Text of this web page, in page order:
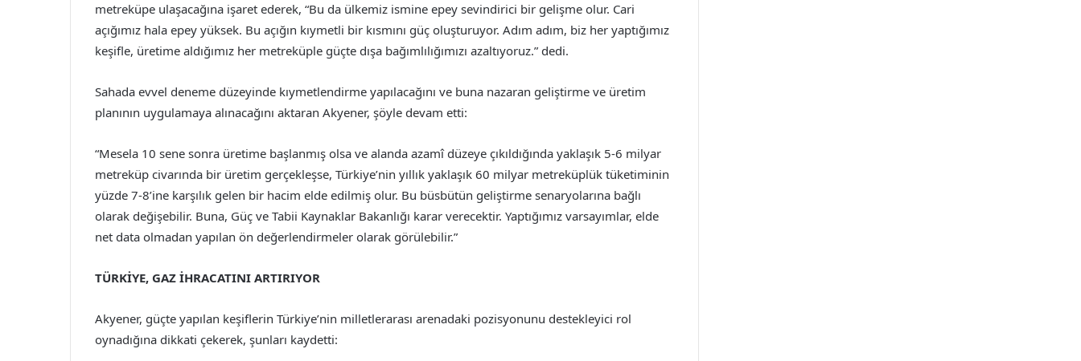
metreküpe ulaşacağına işaret ederek, “Bu da ülkemiz ismine epey sevindirici bir gelişme olur. Cari
açığımız hala epey yüksek. Bu açığın kıymetli bir kısmını güç oluşturuyor. Adım adım, biz her yaptığımız
keşifle, üretime aldığımız her metreküple güçte dışa bağımlılığımızı azaltıyoruz.” dedi.
Sahada evvel deneme düzeyinde kıymetlendirme yapılacağını ve buna nazaran geliştirme ve üretim
planının uygulamaya alınacağını aktaran Akyener, şöyle devam etti:
“Mesela 10 sene sonra üretime başlanmış olsa ve alanda azamî düzeye çıkıldığında yaklaşık 5-6 milyar
metreküp civarında bir üretim gerçekleşse, Türkiye’nin yıllık yaklaşık 60 milyar metreküplük tüketiminin
yüzde 7-8’ine karşılık gelen bir hacim elde edilmiş olur. Bu büsbütün geliştirme senaryolarına bağlı
olarak değişebilir. Buna, Güç ve Tabii Kaynaklar Bakanlığı karar verecektir. Yaptığımız varsayımlar, elde
net data olmadan yapılan ön değerlendirmeler olarak görülebilir.”
TÜRKİYE, GAZ İHRACATINI ARTIRIYOR
Akyener, güçte yapılan keşiflerin Türkiye’nin milletlerarası arenadaki pozisyonunu destekleyici rol
oynadığına dikkati çekerek, şunları kaydetti: